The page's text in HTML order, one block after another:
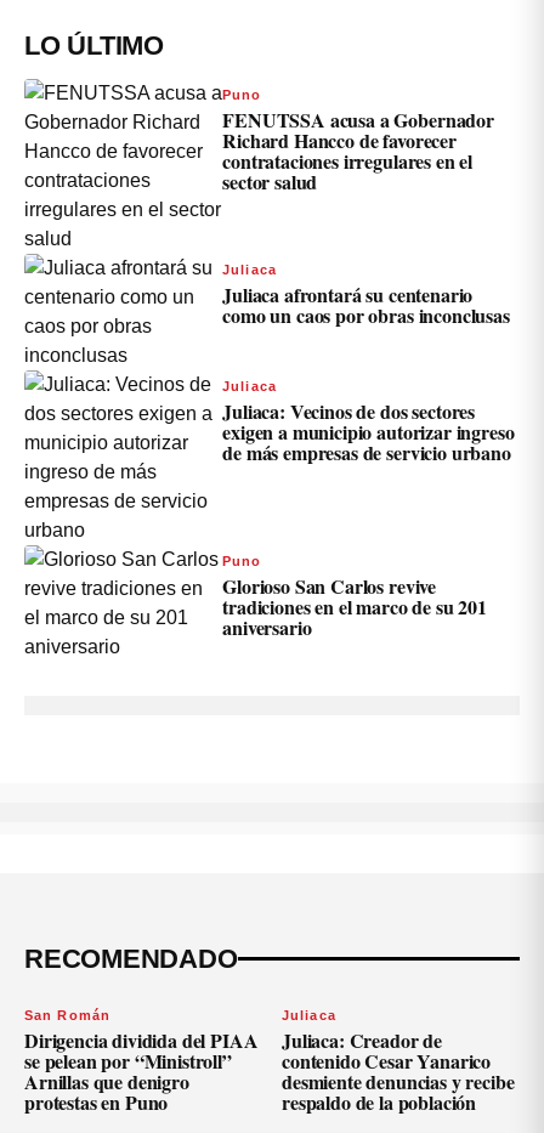
LO ÚLTIMO
Puno
FENUTSSA acusa a Gobernador
Richard Hancco de favorecer
contrataciones irregulares en el
sector salud
Juliaca
Juliaca afrontará su centenario
como un caos por obras inconclusas
Juliaca
Juliaca: Vecinos de dos sectores
exigen a municipio autorizar ingreso
de más empresas de servicio urbano
Puno
Glorioso San Carlos revive
tradiciones en el marco de su 201
aniversario
RECOMENDADO
San Román
Dirigencia dividida del PIAA
se pelean por “Ministroll”
Arnillas que denigro
protestas en Puno
Juliaca
Juliaca: Creador de
contenido Cesar Yanarico
desmiente denuncias y recibe
respaldo de la población